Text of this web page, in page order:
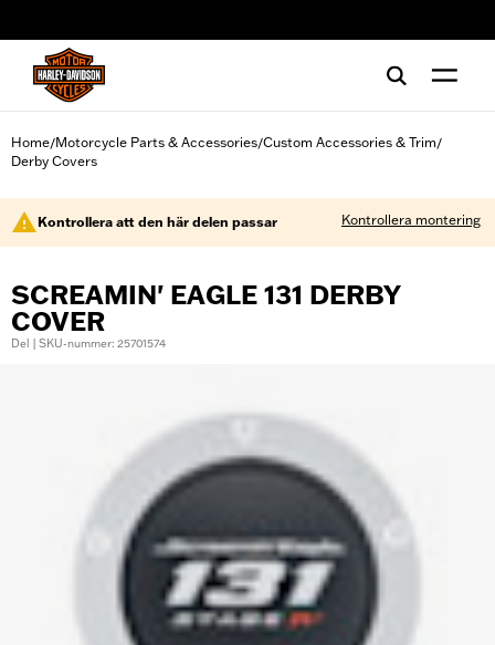
Home/Motorcycle Parts & Accessories/Custom Accessories & Trim/
Derby Covers
Kontrollera att den här delen passar Kontrollera montering
SCREAMIN' EAGLE 131 DERBY
COVER
Del | SKU-nummer: 25701574